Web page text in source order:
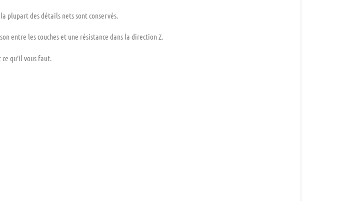
plupart desdétails netssontconservés.
entre les couches et une résistance dans la direction Z.
ce qu’il vous faut.